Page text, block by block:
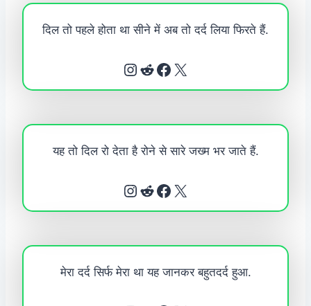
दिल तो पहले होता था सीने में अब तो दर्द लिया फिरते हैं.
Instagram Reddit Facebook X
यह तो दिल रो देता है रोने से सारे जख्म भर जाते हैं.
Instagram Reddit Facebook X
मेरा दर्द सिर्फ मेरा था यह जानकर बहुतदर्द हुआ.